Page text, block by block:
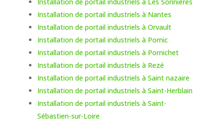
Installation de portail industriels à Nantes
Installation de portail industriels à Orvault
Installation de portail industriels à Pornic
Installation de portail industriels à Pornichet
Installation de portail industriels à Rezé
Installation de portail industriels à Saint nazaire
Installation de portail industriels à Saint-Herblain
Installation de portail industriels à Saint-
Sébastien-sur-Loire